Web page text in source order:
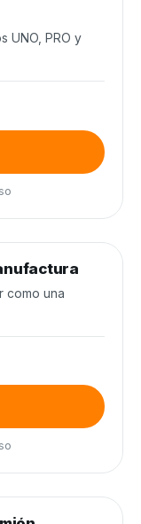
UNO, PRO y
como una